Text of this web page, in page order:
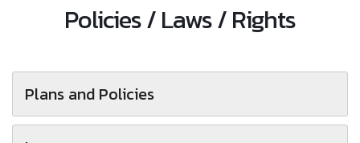
Policies / Laws / Rights
Plans and Policies